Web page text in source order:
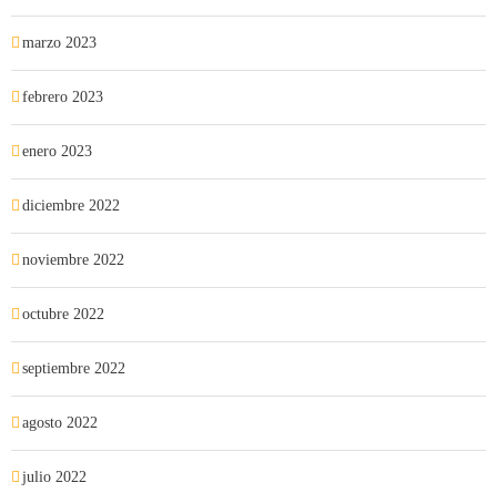
marzo 2023
febrero 2023
enero 2023
diciembre 2022
noviembre 2022
octubre 2022
septiembre 2022
agosto 2022
julio 2022